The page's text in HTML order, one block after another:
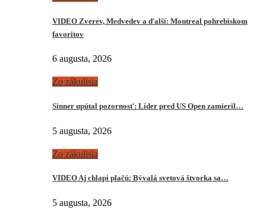
VIDEO Zverev, Medvedev a ďalší: Montreal pohrebiskom
favoritov
6 augusta, 2026
Zo zákulisia
Sinner upútal pozornosť: Líder pred US Open zamieril…
5 augusta, 2026
Zo zákulisia
VIDEO Aj chlapi plačú: Bývalá svetová štvorka sa…
5 augusta, 2026